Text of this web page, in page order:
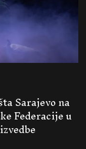
Sarajevo na
Federacije u